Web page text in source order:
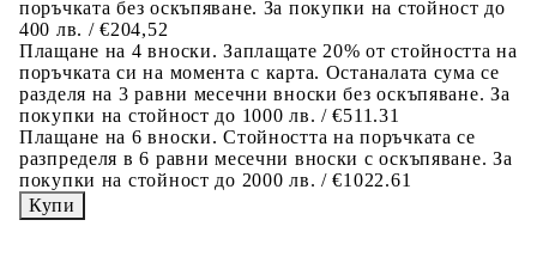
поръчката без оскъпяване. За покупки на стойност до
400 лв. / €204,52
Плащане на 4 вноски. Заплащате 20% от стойността на
поръчката си на момента с карта. Останалата сума се
разделя на 3 равни месечни вноски без оскъпяване. За
покупки на стойност до 1000 лв. / €511.31
Плащане на 6 вноски. Стойността на поръчката се
разпределя в 6 равни месечни вноски с оскъпяване. За
покупки на стойност до 2000 лв. / €1022.61